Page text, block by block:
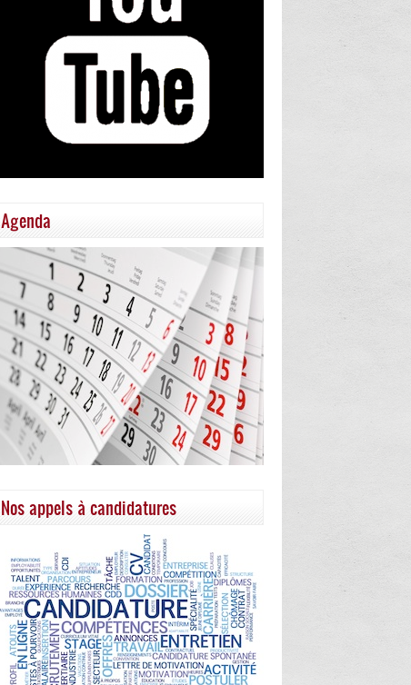
Agenda
Nos appels à candidatures